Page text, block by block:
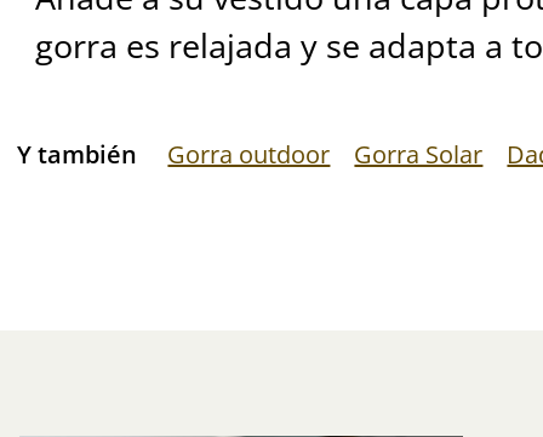
gorra es relajada y se adapta a
Y también Gorra outdoor Gorra Solar